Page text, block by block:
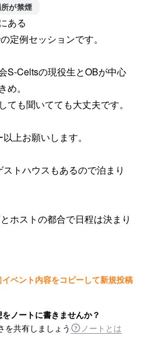
が禁煙
ある
定例セッションです。
S-Celtsの現役生とOBが中心
。
ても聞いてても大丈夫です。
上お願いします。
トハウスもあるので泊まり
ホストの都合で日程は決まり
イベント内容をコピーして新規投稿
ノートに書きませんか？
を共有しましょう
ノートとは